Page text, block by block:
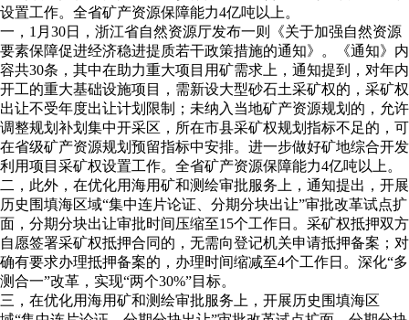
设置工作。全省矿产资源保障能力4亿吨以上。
一，1月30日，浙江省自然资源厅发布一则《关于加强自然资源
要素保障促进经济稳进提质若干政策措施的通知》。《通知》内
容共30条，其中在助力重大项目用矿需求上，通知提到，对年内
开工的重大基础设施项目，需新设大型砂石土采矿权的，采矿权
出让不受年度出让计划限制；未纳入当地矿产资源规划的，允许
调整规划补划集中开采区，所在市县采矿权规划指标不足的，可
在省级矿产资源规划预留指标中安排。进一步做好矿地综合开发
利用项目采矿权设置工作。全省矿产资源保障能力4亿吨以上。
二，此外，在优化用海用矿和测绘审批服务上，通知提出，开展
历史围填海区域“集中连片论证、分期分块出让”审批改革试点扩
面，分期分块出让审批时间压缩至15个工作日。采矿权抵押双方
自愿签署采矿权抵押合同的，无需向登记机关申请抵押备案；对
确有要求办理抵押备案的，办理时间缩减至4个工作日。深化“多
测合一”改革，实现“两个30%”目标。
三，在优化用海用矿和测绘审批服务上，开展历史围填海区